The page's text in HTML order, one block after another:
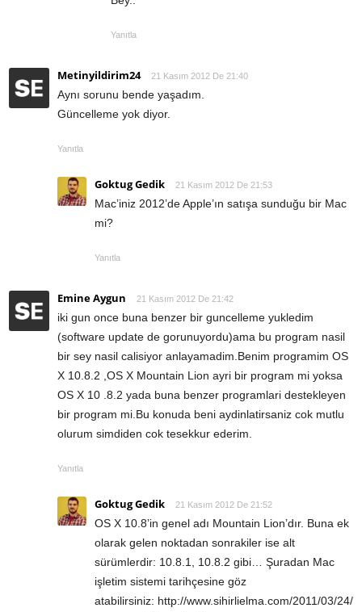
Yanıtla
Metinyildirim24 21 Kasım 2012 De 21:40
Aynı sorunu bende yaşadım.
Güncelleme yok diyor.
Yanıtla
Goktug Gedik 21 Kasım 2012 De 21:53
Mac’iniz 2012’de Apple’ın satışa sunduğu bir Mac
mi?
Yanıtla
Emine Aygun 21 Kasım 2012 De 21:42
iki gun once buna benzer bir guncelleme yukledim
(software update de gorunuyordu)ama bu program nasil
bir sey nasil calisiyor anlayamadim.Benim programim OS
X 10.8.2 ,OS X Mountain Lion ayri bir program mi yoksa
OS X 10 .8.2 yada buna benzer programlari destekleyen
bir program mi.Bu konuda beni aydinlatirsaniz cok mutlu
olurum simdiden cok tesekkur ederim.
Yanıtla
Goktug Gedik 21 Kasım 2012 De 21:52
OS X 10.8’in genel adı Mountain Lion’dır. Buna ek
olarak gelen noktadan sonrakiler ise alt
sürümlerdir: 10.8.1, 10.8.2 gibi… Şuradan Mac
işletim sistemi tarihçesine göz
atabilirsiniz: http://www.sihirlielma.com/2011/03/24/